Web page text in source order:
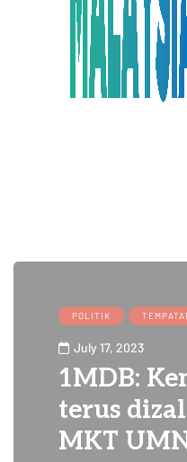
POLITIK
July 17, 2023
1MDB:
terus
MKT